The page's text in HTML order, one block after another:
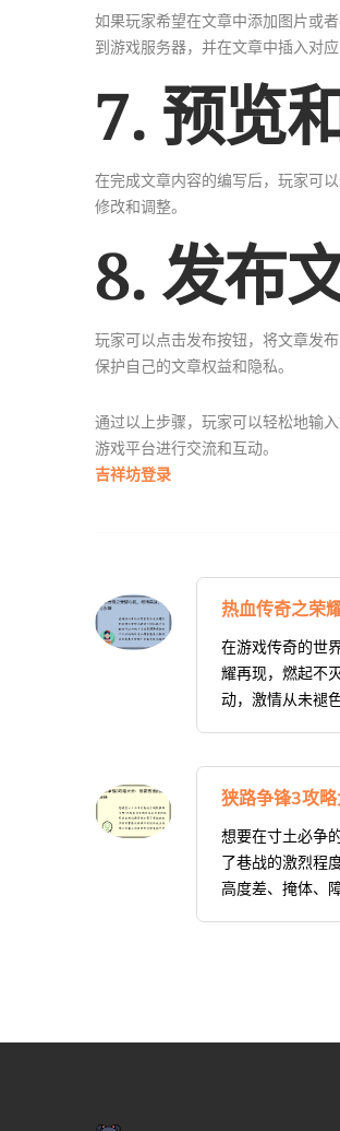
如果玩家希望在文章中添加图片或
到游戏服务器，并在文章中插入对应
7. 预览
在完成文章内容的编写后，玩家可
修改和调整。
8. 发布
玩家可以点击发布按钮，将文章发
保护自己的文章权益和隐私。
通过以上步骤，玩家可以轻松地输
游戏平台进行交流和互动。
吉祥坊登录
热血传奇之荣
在游戏传奇的世
耀再现，燃起不
动，激情从未褪
狭路争锋3攻
想要在寸土必争
了巷战的激烈程
高度差、掩体、